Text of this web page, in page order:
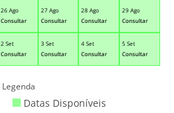
26 Ago
Consultar
27 Ago
Consultar
28 Ago
Consultar
29 Ago
Consultar
2 Set
Consultar
3 Set
Consultar
4 Set
Consultar
5 Set
Consultar
Legenda
Datas Disponíveis